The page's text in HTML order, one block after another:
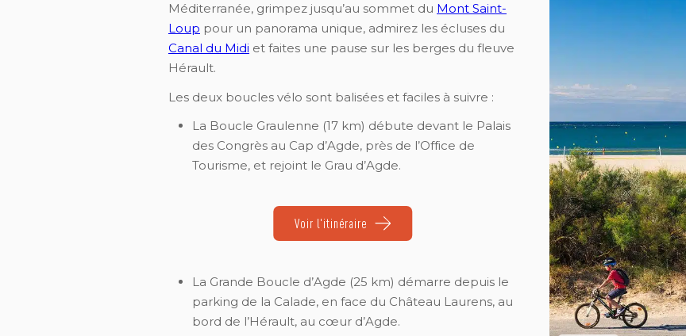
Méditerranée, grimpez jusqu’au sommet du Mont Saint-
Loup pour un panorama unique, admirez les écluses du
Canal du Midi et faites une pause sur les berges du fleuve
Hérault.
Les deux boucles vélo sont balisées et faciles à suivre :
La Boucle Graulenne (17 km) débute devant le Palais
des Congrès au Cap d’Agde, près de l’Office de
Tourisme, et rejoint le Grau d’Agde.
Voir l'itinéraire
La Grande Boucle d’Agde (25 km) démarre depuis le
parking de la Calade, en face du Château Laurens, au
bord de l’Hérault, au cœur d’Agde.